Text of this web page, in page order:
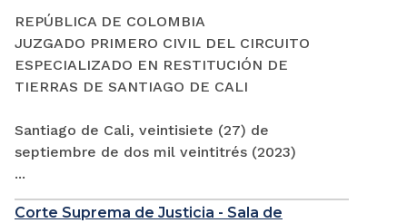
REPÚBLICA DE COLOMBIA
JUZGADO PRIMERO CIVIL DEL CIRCUITO
ESPECIALIZADO EN RESTITUCIÓN DE
TIERRAS DE SANTIAGO DE CALI
Santiago de Cali, veintisiete (27) de
septiembre de dos mil veintitrés (2023)
...
Corte Suprema de Justicia - Sala de